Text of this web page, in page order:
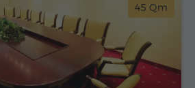
45 Qm